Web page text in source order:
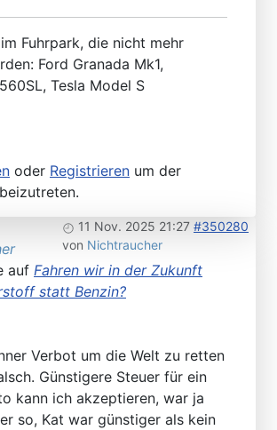
Fuhrpark, die nicht mehr
Ford Granada Mk1,
Tesla Model S
oder Registrieren um der
11 Nov. 2025 21:27 #350280
von Nichtraucher
auf Fahren wir in der Zukunft
statt Benzin?
Verbot um die Welt zu retten
Günstigere Steuer für ein
kann ich akzeptieren, war ja
so, Kat war günstiger als kein